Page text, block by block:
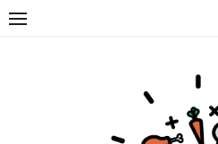
Skip